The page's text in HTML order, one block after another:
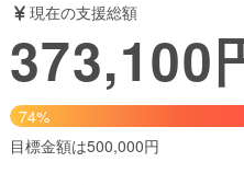
マンス
ファ
現在の支援総額
373,100
74%
目標金額は500,000円